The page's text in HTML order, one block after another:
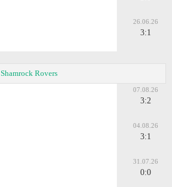
26.06.26
3:1
Shamrock Rovers
07.08.26
3:2
04.08.26
3:1
31.07.26
0:0